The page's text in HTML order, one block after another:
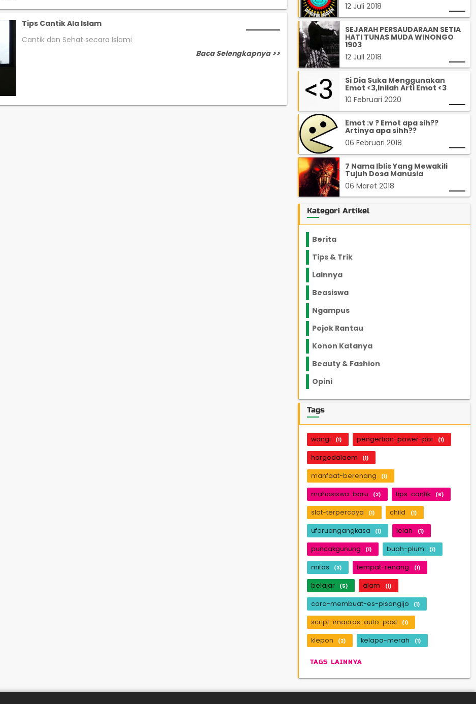
Tips Cantik Ala Islam
Cantik dan Sehat secara Islami
Baca Selengkapnya >>
12 Juli 2018
SEJARAH PERSAUDARAAN SETIA
HATI TUNAS MUDA WINONGO
1903
12 Juli 2018
Si Dia Suka Menggunakan
Emot <3,Inilah Arti Emot <3
10 Februari 2020
Emot :v ? Emot apa sih??
Artinya apa sihh??
06 Februari 2018
7 Nama Iblis Yang Mewakili
Tujuh Dosa Manusia
06 Maret 2018
Kategori Artikel
Berita
Tips & Trik
Lainnya
Beasiswa
Ngampus
Pojok Rantau
Konon Katanya
Beauty & Fashion
Opini
Tags
wangi (1) pengertian-power-poi (1)
hargodalaem (1)
manfaat-berenang (1)
mahasiswa-baru (2) tips-cantik (6)
slot-terpercaya (1) child (1)
uforuangangkasa (1) lelah (1)
puncakgunung (1) buah-plum (1)
mitos (3) tempat-renang (1)
belajar (5) alam (1)
cara-membuat-es-pisangijo (1)
script-imacros-auto-post (1)
klepon (2) kelapa-merah (1)
TAGS LAINNYA